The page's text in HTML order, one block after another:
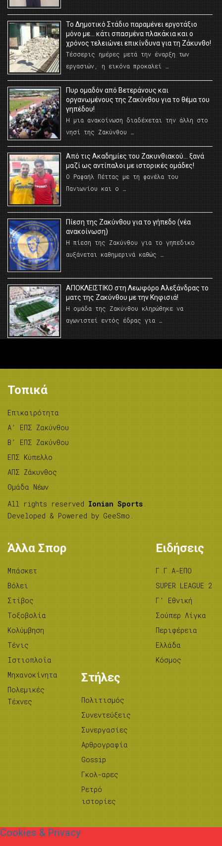
Το Δημοτικό Στάδιο παραμένει εργοτάξιο
μόνο με… κάτι σπασμένα πλακάκια και ο
χρόνος τελειώνει επικίνδυνα για τη Ζάκυνθο!
Τέσσερις ημέρες μετά την έναρξη των
εργασιών, η εικόνα προκαλεί …
Πυρ ομαδόν από Βετεράνους και
οργανωμένους της Ζακύνθου για το θέμα του
γηπέδου!
Η μια ανακοίνωση διαδέχεται την άλλη στο
νησί της Ζακύνθου …
Από τις Ακαδημίες του Ζακυνθιακού… ξανά
μαζί ως αντίπαλοι με ιστορικές ομάδες!
Ο Ραφαήλ Πέττας με τη φανέλα του
Πανιωνίου και ο …
Πίεση της Ζακύνθου για το γήπεδο (νέα
ανακοίνωση)
Η πίεση της Ζακύνθου για το γηπεδικο
αυξάνεται καθημερινά καθώς …
AΠΟΚΛΕΙΣΤΙΚΟ στη Λεωφόρο Αλεξάνδρας το
ματς της Ζακύνθου με την Κηφισιά!
Η ομάδα της Ζακύνθου κληρώθηκε να
αγωνιστεί εντός έδρας για …
Τοπικά
Επικαιρότητα
A’ ΕΠΣ Ζακύνθου
B’ ΕΠΣ Ζακύνθου
ΕΠΣ Κύπελλο
ΑΠΣ Ζάκυνθος
Ομάδα Νέων
All rights reserved Ionian Sports .
Developed & Powered by GeeSmo .
Άλλα Σπορ
Μπάσκετ
Βόλεϊ
Στίβος
Tοξοβολία
Κολύμβηση
Τένις
Ιστιοπλοΐα
Μηχανοκίνητα
Πολεμικές
Τέχνες
Ειδήσεις
Γ.Γ.Α-ΕΠΟ
SUPER LEAGUE 2
Γ’ Εθνική
Σούπερ Λίγκα
Περιφέρεια
Ελλάδα
Κόσμος
Στήλες
Πολιτισμός
Συνεντεύξεις
Συνεργασίες
Αρθρογραφία
Gossip
Γκολ-αρες
Ρετρό
ιστορίες
Cookies & Privacy